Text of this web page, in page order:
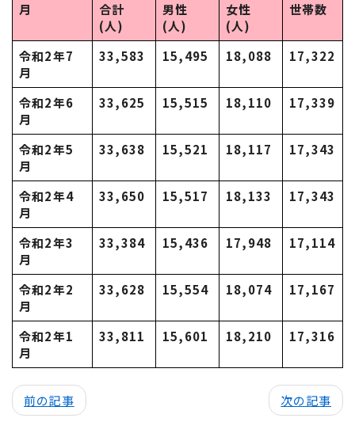
月
合計
(人)
男性
(人)
女性
(人)
世帯数
令和2年7
月
33,583 15,495 18,088 17,322
令和2年6
月
33,625 15,515 18,110 17,339
令和2年5
月
33,638 15,521 18,117 17,343
令和2年4
月
33,650 15,517 18,133 17,343
令和2年3
月
33,384 15,436 17,948 17,114
令和2年2
月
33,628 15,554 18,074 17,167
令和2年1
月
33,811 15,601 18,210 17,316
前の記事 次の記事